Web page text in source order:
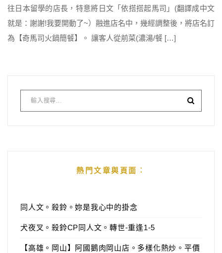
往日本留學的店長，特意將日文「依搭搭起馬司」(翻譯成中文
就是：謝謝!我要開動了~）融進店名中，幾經調整後，將店名訂
為【奇馬司火鍋簡餐】。 讓客人從前菜(濃湯/餐 […]
熱門文章與頁面︰
同人文。殺鈴。妳是我心中的掛念
犬夜叉。殺鈴CP同人文。轉世-重逢1-5
【高雄。岡山】阿國鵝肉岡山店。多樣化熱炒。平價